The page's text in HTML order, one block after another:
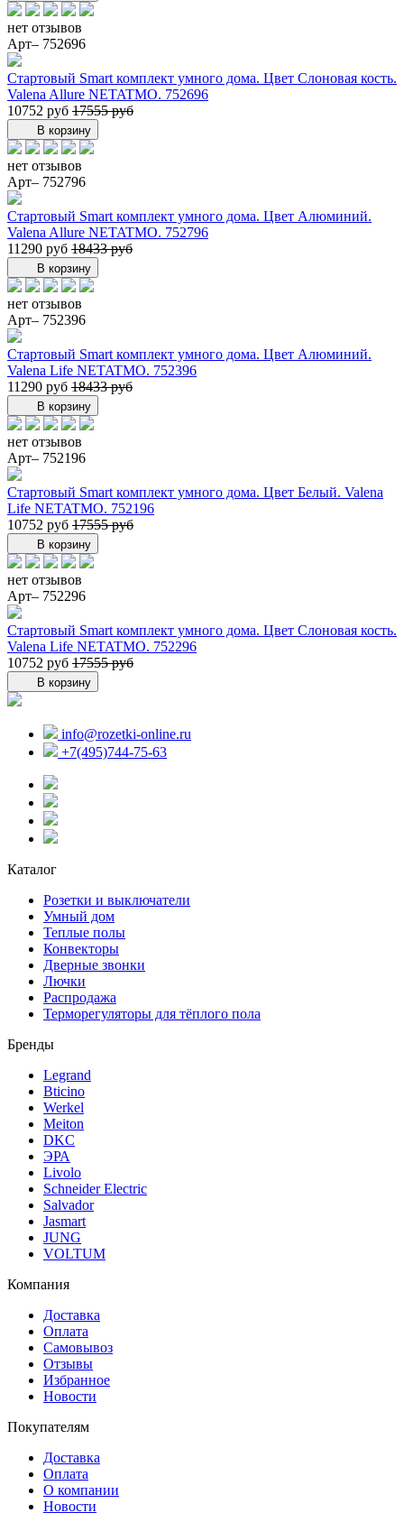
нет отзывов
Арт– 752696
Стартовый Smart комплект умного дома. Цвет Слоновая кость.
Valena Allure NETATMO. 752696
10752 руб 17555 руб
В корзину
нет отзывов
Арт– 752796
Стартовый Smart комплект умного дома. Цвет Алюминий.
Valena Allure NETATMO. 752796
11290 руб 18433 руб
В корзину
нет отзывов
Арт– 752396
Стартовый Smart комплект умного дома. Цвет Алюминий.
Valena Life NETATMO. 752396
11290 руб 18433 руб
В корзину
нет отзывов
Арт– 752196
Стартовый Smart комплект умного дома. Цвет Белый. Valena
Life NETATMO. 752196
10752 руб 17555 руб
В корзину
нет отзывов
Арт– 752296
Стартовый Smart комплект умного дома. Цвет Слоновая кость.
Valena Life NETATMO. 752296
10752 руб 17555 руб
В корзину
info@rozetki-online.ru
+7(495)744-75-63
Каталог
Розетки и выключатели
Умный дом
Теплые полы
Конвекторы
Дверные звонки
Лючки
Распродажа
Терморегуляторы для тёплого пола
Бренды
Legrand
Bticino
Werkel
Meiton
DKC
ЭРА
Livolo
Schneider Electric
Salvador
Jasmart
JUNG
VOLTUM
Компания
Доставка
Оплата
Самовывоз
Отзывы
Избранное
Новости
Покупателям
Доставка
Оплата
О компании
Новости